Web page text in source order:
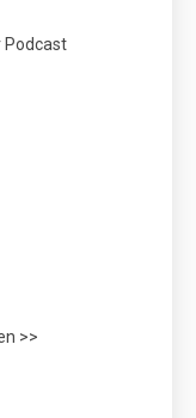
Podcast
>>